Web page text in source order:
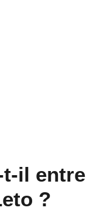
t-il entre
?